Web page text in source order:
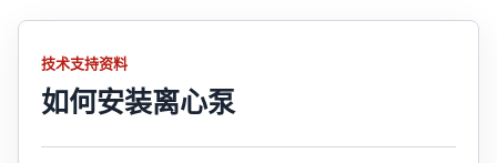
技术支持资料
如何安装离心泵